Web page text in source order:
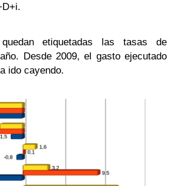
etiquetadas las tasas de
Desde 2009, el gasto ejecutado
ido cayendo.